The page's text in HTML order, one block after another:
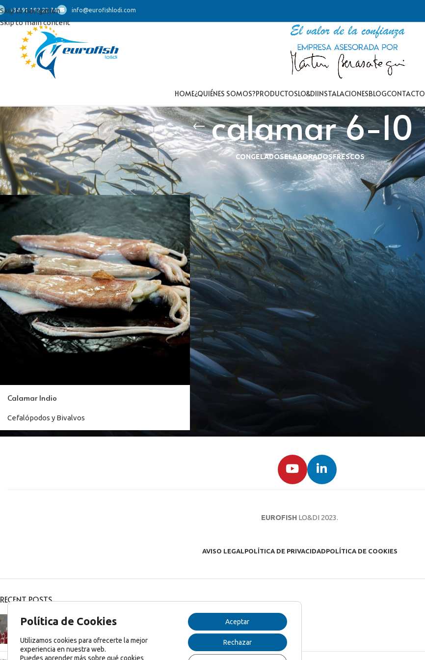
Skip to navigation
Skip to main content
+34 91 192 22 74 info@eurofishlodi.com
HOME¿QUIÉNES SOMOS?PRODUCTOSLO&DIINSTALACIONESBLOGCONTACTO
calamar 6-10
CONGELADOSELABORADOSFRESCOS
Inicio/Productos etiquetados “calamar 6-10”
Calamar Indio
Cefalópodos y Bivalvos
EUROFISH LO&DI 2023.
AVISO LEGAL POLÍTICA DE PRIVACIDADPOLÍTICA DE COOKIES
RECENT POSTS
Feliz Navidad y Feliz 2025!
Política de Cookies
Utilizamos cookies para ofrecerte la mejor
experiencia en nuestra web.
Puedes aprender más sobre qué cookies
Aceptar
Rechazar